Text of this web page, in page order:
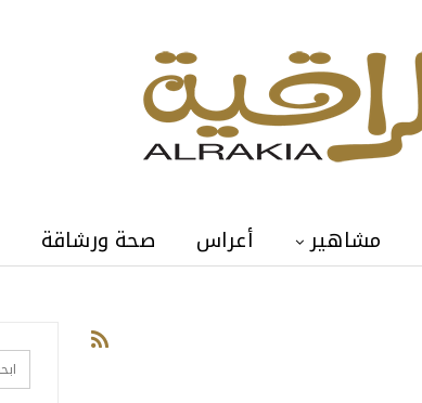
مشاهير أعراس صحة ورشاقة